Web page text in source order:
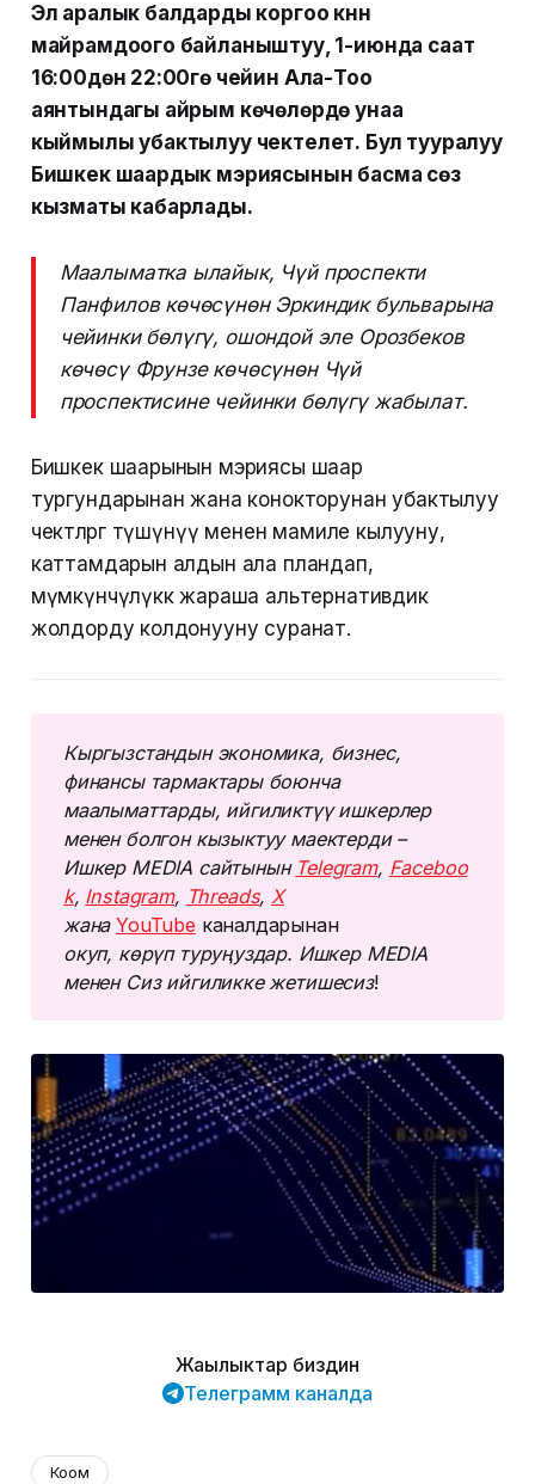
Эл аралык балдарды коргоо күнүн
майрамдоого байланыштуу, 1-июнда саат
16:00дөн 22:00гө чейин Ала-Тоо
аянтындагы айрым көчөлөрдө унаа
кыймылы убактылуу чектелет. Бул тууралуу
Бишкек шаардык мэриясынын басма сөз
кызматы кабарлады.
Маалыматка ылайык, Чүй проспекти
Панфилов көчөсүнөн Эркиндик бульварына
чейинки бөлүгү, ошондой эле Орозбеков
көчөсү Фрунзе көчөсүнөн Чүй
проспектисине чейинки бөлүгү жабылат.
Бишкек шаарынын мэриясы шаар
тургундарынан жана конокторунан убактылуу
чектөөлөргө түшүнүү менен мамиле кылууну,
каттамдарын алдын ала пландап,
мүмкүнчүлүккө жараша альтернативдик
жолдорду колдонууну суранат.
Кыргызстандын экономика, бизнес,
финансы тармактары боюнча
маалыматтарды, ийгиликтүү ишкерлер
менен болгон кызыктуу маектерди –
Ишкер MEDIA сайтынын Telegram, Faceboo
k, Instagram, Threads, Х
жана YouTube каналдарынан
окуп, көрүп туруңуздар. Ишкер MEDIA
менен Сиз ийгиликке жетишесиз!
Жаңылыктар биздин
Телеграмм каналда
Коом